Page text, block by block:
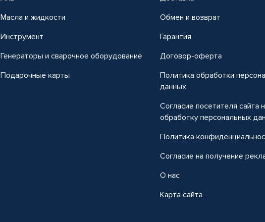
Масла и жидкости
Инструмент
Генераторы и сварочное оборудование
Подарочные карты
Обмен и возврат
Гарантия
Договор-оферта
Политика обработки
данных
Согласие посетителя сайта
обработку персональных
Политика
Согласие на получение
О нас
Карта сайта